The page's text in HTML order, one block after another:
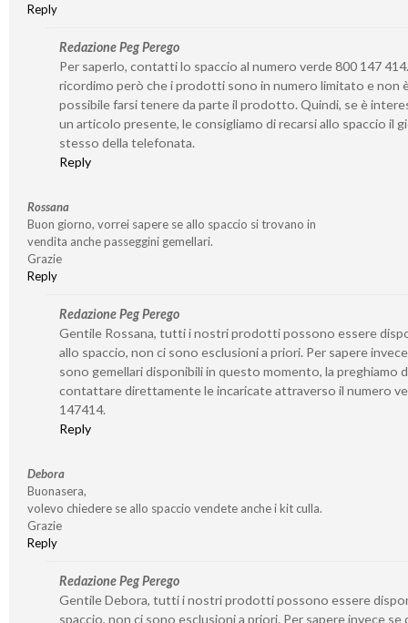
Reply
Redazione Peg Perego
Per saperlo, contatti lo spaccio al numero verde 800 147
ricordimo però che i prodotti sono in numero limitato e non
possibile farsi tenere da parte il prodotto. Quindi, se è
un articolo presente, le consigliamo di recarsi allo spaccio il
stesso della telefonata.
Reply
Rossana
Buon giorno, vorrei sapere se allo spaccio si trovano in
vendita anche passeggini gemellari.
Grazie
Reply
Redazione Peg Perego
Gentile Rossana, tutti i nostri prodotti possono essere
allo spaccio, non ci sono esclusioni a priori. Per sapere
sono gemellari disponibili in questo momento, la preghiamo
contattare direttamente le incaricate attraverso il numero
147414.
Reply
Debora
Buonasera,
volevo chiedere se allo spaccio vendete anche i kit culla.
Grazie
Reply
Redazione Peg Perego
Gentile Debora, tutti i nostri prodotti possono essere
spaccio, non ci sono esclusioni a priori. Per sapere invece se